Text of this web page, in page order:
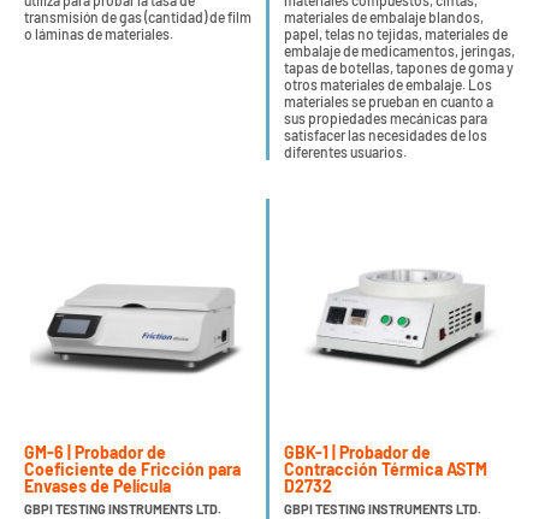
transmisión de gas (cantidad) de film
o láminas de materiales.
materiales de embalaje blandos,
papel, telas no tejidas, materiales de
embalaje de medicamentos, jeringas,
tapas de botellas, tapones de goma y
otros materiales de embalaje. Los
materiales se prueban en cuanto a
sus propiedades mecánicas para
satisfacer las necesidades de los
diferentes usuarios.
GM-6 | Probador de
Coeficiente de Fricción para
Envases de Película
GBPI TESTING INSTRUMENTS LTD.
GBK-1 | Probador de
Contracción Térmica ASTM
D2732
GBPI TESTING INSTRUMENTS LTD.